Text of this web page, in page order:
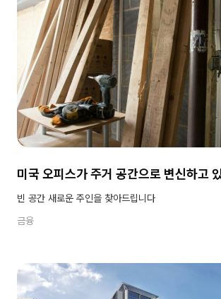
미국 오피스가 주거 공간으로 변신하고
빈 공간 새로운 주인을 찾아드립니다
금융